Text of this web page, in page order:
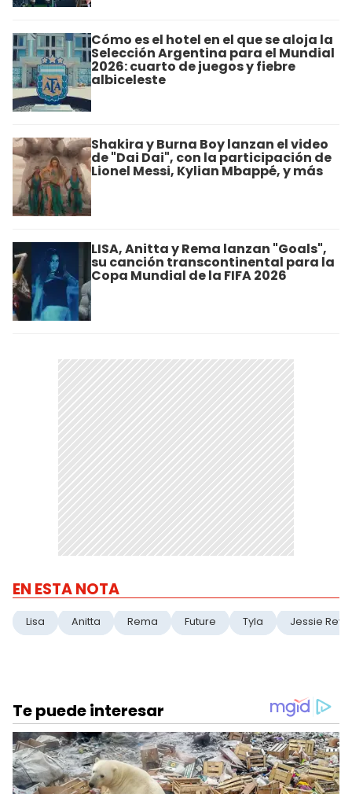
Cómo es el hotel en el que se aloja la
Selección Argentina para el Mundial
2026: cuarto de juegos y fiebre
albiceleste
Shakira y Burna Boy lanzan el video
de "Dai Dai", con la participación de
Lionel Messi, Kylian Mbappé, y más
LISA, Anitta y Rema lanzan "Goals",
su canción transcontinental para la
Copa Mundial de la FIFA 2026
EN ESTA NOTA
Lisa Anitta Rema Future Tyla Jessie